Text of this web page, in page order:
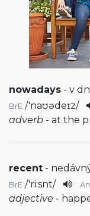
nowadays - v
BrE /'naʊədeɪz/
adverb - at the
recent -
BrE /'ri:snt/
adjective -